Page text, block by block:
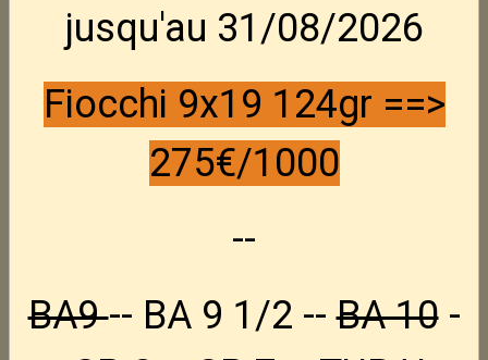
285,00€ TTC
État du produit :Occasion
Fabricant :TOZ
jusqu'au 31/08/2026
Fiocchi 9x19 124gr ==>
275€/1000
--
BA9-- BA 9 1/2 --BA 10-